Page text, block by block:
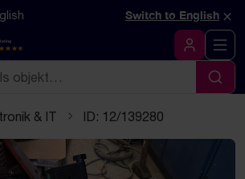
version av denna sidaSwitch to English ×
Logga in
Sök
& IT ID: 12/139280